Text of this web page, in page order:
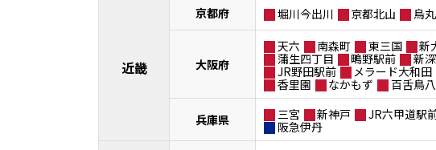
近畿
京都府 堀川今出川 京都北山 烏
大阪府
天六 南森町 東三国 新
蒲生四丁目
鴫野駅前 新
JR野田駅前
メラード大和田
香里園
なかもず 百舌鳥
兵庫県 三宮 新神戸 JR六甲道駅
阪急伊丹